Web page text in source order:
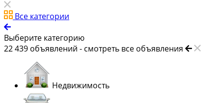
Все категории
Выберите категорию
22 439 объявлений - смотреть все объявления
Недвижимость